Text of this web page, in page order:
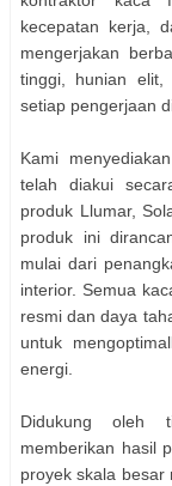
kecepatan kerja,
mengerjakan
tinggi, hunian elit,
setiap pengerjaan
Kami
telah diakui
produk Llumar,
produk ini
mulai dari
interior. Semua
resmi dan daya
untuk
energi.
Didukung oleh
memberikan hasil
proyek skala besar